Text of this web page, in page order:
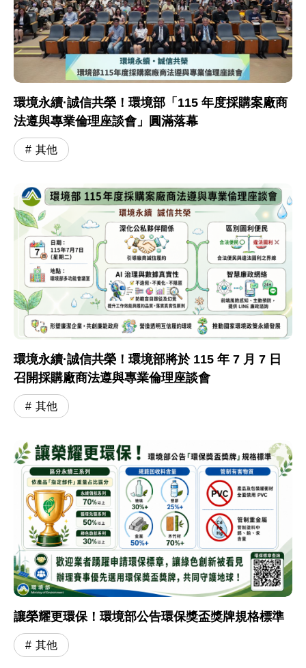
環境永續·誠信共榮！環境部「115 年度採購案廠商
法遵與專業倫理座談會」圓滿落幕
其他
環境永續·誠信共榮！環境部將於 115 年 7 月 7 日
召開採購廠商法遵與專業倫理座談會
其他
讓榮耀更環保！環境部公告環保獎盃獎牌規格標準
其他